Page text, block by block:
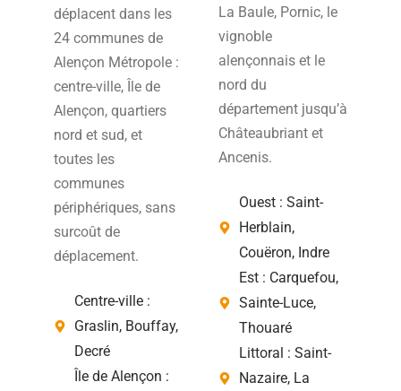
déplacent dans les
24 communes de
Alençon Métropole :
centre-ville, Île de
Alençon, quartiers
nord et sud, et
toutes les
communes
périphériques, sans
surcoût de
déplacement.
Centre-ville :
Graslin, Bouffay,
Decré
Île de Alençon :
La Baule, Pornic, le
vignoble
alençonnais et le
nord du
département jusqu’à
Châteaubriant et
Ancenis.
Ouest : Saint-
Herblain,
Couëron, Indre
Est : Carquefou,
Sainte-Luce,
Thouaré
Littoral : Saint-
Nazaire, La